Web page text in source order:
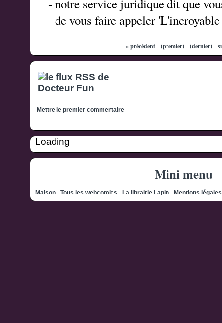
- notre service juridique dit que
de vous faire appeler
« précédent (premier) (dernier)
Mettre le premier commentaire
Loading
Mini menu
Maison - Tous les webcomics - La librairie Lapin - Mentions